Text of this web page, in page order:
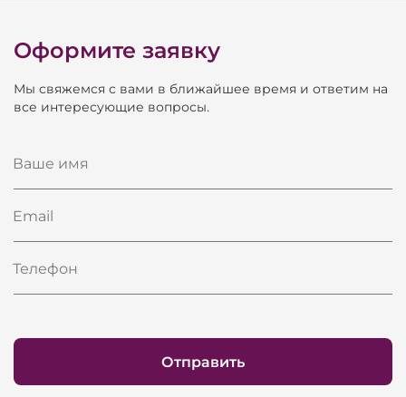
Оформите заявку
Мы свяжемся с вами в ближайшее время и ответим на
все интересующие вопросы.
Ваше имя
Email
Телефон
Отправить